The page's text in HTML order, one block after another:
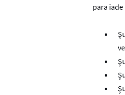
para iade